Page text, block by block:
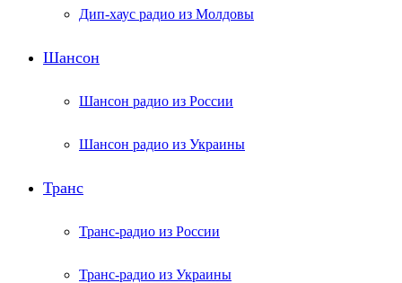
Дип-хаус радио из Молдовы
Шансон
Шансон радио из России
Шансон радио из Украины
Транс
Транс-радио из России
Транс-радио из Украины